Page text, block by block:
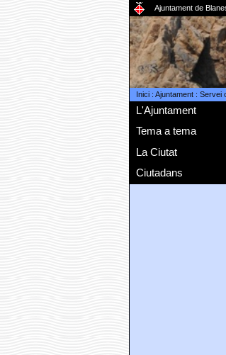
Ajuntament de
Inici: Ajuntament: Servei
L'Ajuntament
Tema a tema
La Ciutat
Ciutadans